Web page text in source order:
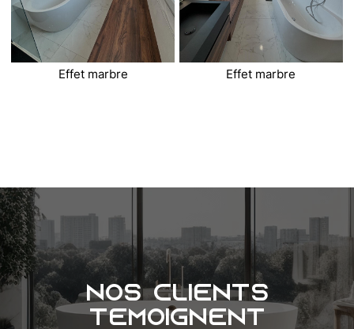
Effet marbre Effet marbre
Nos clients
témoignent